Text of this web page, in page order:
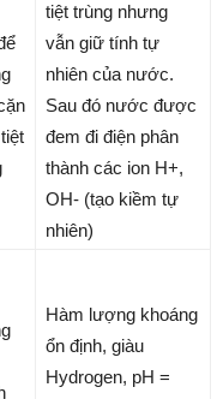
tiệt trùng nhưng
vẫn giữ tính tự
nhiên của nước.
Sau đó nước được
đem đi điện phân
thành các ion H+,
OH- (tạo kiềm tự
nhiên)
Hàm lượng khoáng
ổn định, giàu
Hydrogen, pH =